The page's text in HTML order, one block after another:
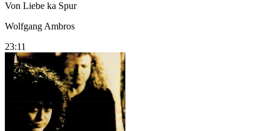
Von Liebe ka Spur
Wolfgang Ambros
23:11